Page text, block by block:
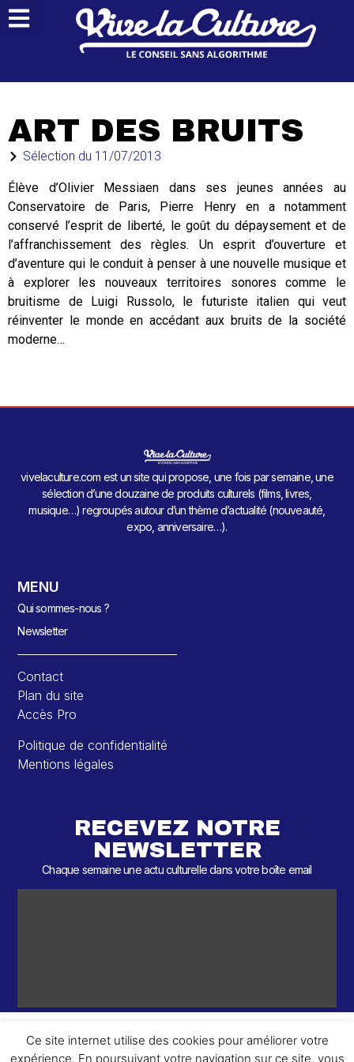
ART DES BRUITS
Sélection du 11/07/2013
Élève d’Olivier Messiaen dans ses jeunes années au
Conservatoire de Paris, Pierre Henry en a notamment
conservé l’esprit de liberté, le goût du dépaysement et de
l’affranchissement des règles. Un esprit d’ouverture et
d’aventure qui le conduit à penser à une nouvelle musique et
à explorer les nouveaux territoires sonores comme le
bruitisme de Luigi Russolo, le futuriste italien qui veut
réinventer le monde en accédant aux bruits de la société
moderne…
vivelaculture.com est un site qui propose, une fois par semaine, une
sélection d’une douzaine de produits culturels (films, livres,
musique…) regroupés autour d’un thème d’actualité (nouveauté,
expo, anniversaire…).
MENU
Qui sommes-nous ?
Newsletter
Contact
Plan du site
Accès Pro
Politique de confidentialité
Mentions légales
RECEVEZ NOTRE
NEWSLETTER
Chaque semaine une actu culturelle dans votre boîte email
Ce site internet utilise des cookies pour améliorer votre
expérience. En poursuivant votre navigation sur ce site, vous